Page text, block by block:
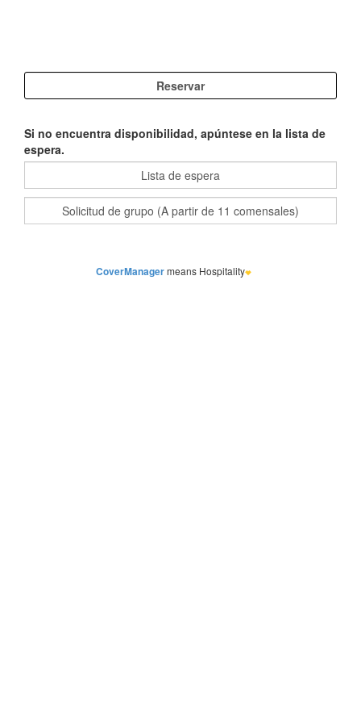
Si no encuentra disponibilidad, apúntese en la lista de
espera.
CoverManagermeans Hospitality